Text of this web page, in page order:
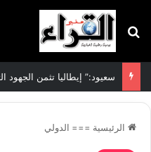
بحث عن
الرئيسية === الدولي